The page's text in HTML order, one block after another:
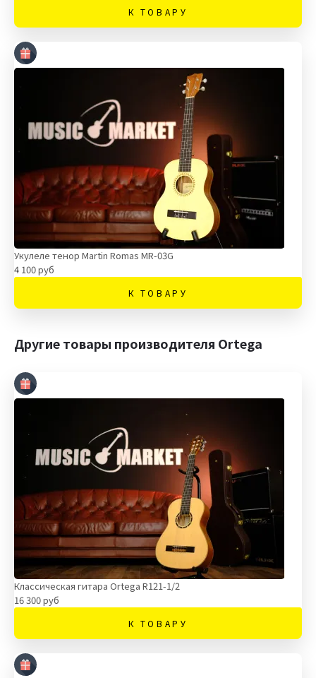
К ТОВАРУ
Укулеле тенор Martin Romas MR-03G
4 100 руб
К ТОВАРУ
Другие товары производителя Ortega
Классическая гитара Ortega R121-1/2
16 300 руб
К ТОВАРУ